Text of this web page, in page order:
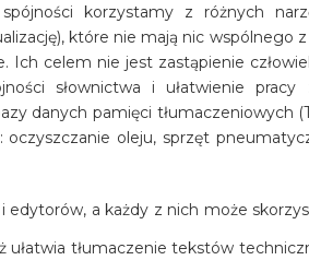
korzystamy z różnych
które nie mają nic wspólnego
celem nie jest zastąpienie
słownictwa i ułatwienie pracy
danych pamięci tłumaczeniowych
oleju, sprzęt
edytorów, a każdy z nich może
ułatwia tłumaczenie tekstów